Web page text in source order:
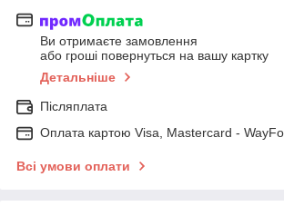
Ви отримаєте замовлення
або гроші повернуться на вашу картку
Детальніше
Післяплата
Оплата картою Visa, Mastercard -
Всі умови оплати